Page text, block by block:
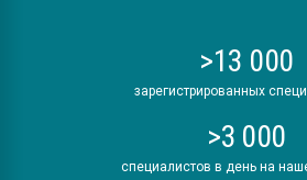
>13 000
зарегистрированных
>3 000
специалистов в день на